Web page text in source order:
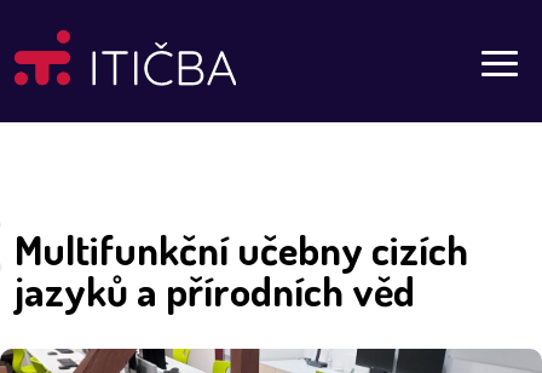
Aktuality
Multifunkční učebny cizích
jazyků a přírodních věd